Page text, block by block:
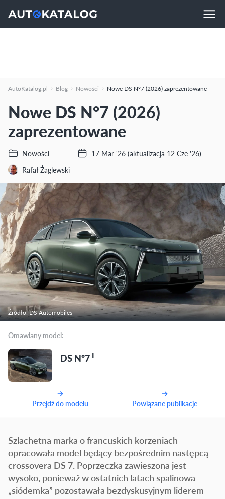
AutoKatalog.pl Blog Nowości Nowe DS N°7 (2026) zaprezentowane
Nowe DS N°7 (2026)
zaprezentowane
Nowości
Rafał Żaglewski
17 Mar '26 (aktualizacja 12 Cze '26)
Źródło: DS Automobiles
Omawiany model:
DS Nº7 I
Przejdź do modelu Powiązane publikacje
Szlachetna marka o francuskich korzeniach
opracowała model będący bezpośrednim następcą
crossovera DS 7. Poprzeczka zawieszona jest
wysoko, ponieważ w ostatnich latach spalinowa
„siódemka” pozostawała bezdyskusyjnym liderem